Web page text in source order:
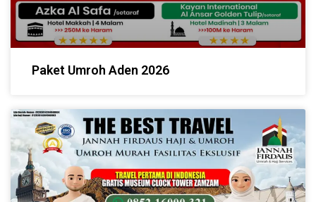
Paket Umroh Aden 2026